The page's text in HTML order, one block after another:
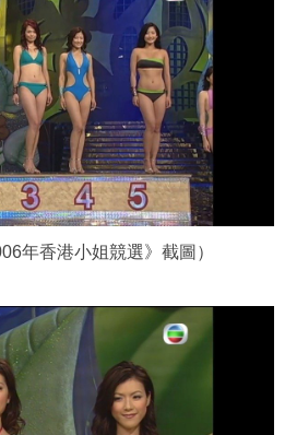
年香港小姐競選》截圖）